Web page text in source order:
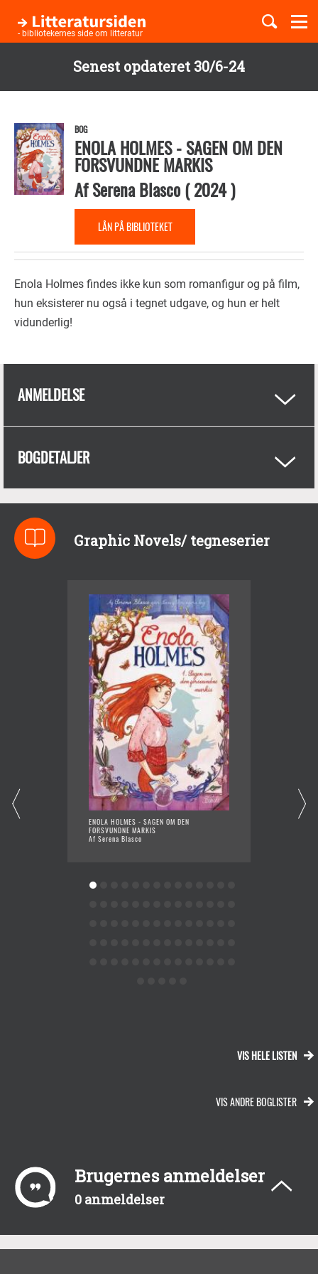
Senest opdateret 30/6-24
hovedindhold
- bibliotekernes side om litteratur
Børnebøger
Temaer
BOG
ENOLA HOLMES - SAGEN OM DEN
FORSVUNDNE MARKIS
AfSerena Blasco(2024)
LÅN PÅ BIBLIOTEKET
Enola Holmes findes ikke kun som romanfigur og på film,
hun eksisterer nu også i tegnet udgave, og hun er helt
vidunderlig!
ANMELDELSE
BOGDETALJER
Graphic Novels/ tegneserier
ENOLA HOLMES - SAGEN OM DEN
FORSVUNDNE MARKIS
Af Serena Blasco
VAND
VIS HELE LISTEN
VIS ANDRE BOGLISTER
Brugernes anmeldelser
0 anmeldelser